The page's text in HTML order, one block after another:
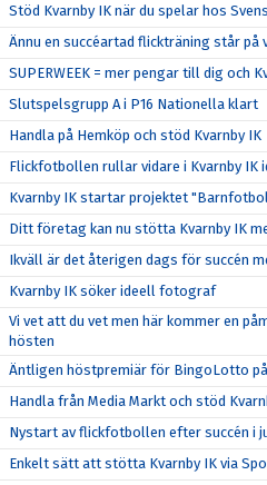
Stöd Kvarnby IK när du spelar hos
Ännu en succéartad flickträning står på
SUPERWEEK = mer pengar till dig och
Slutspelsgrupp A i P16 Nationella klart
Handla på Hemköp och stöd Kvarnby IK
Flickfotbollen rullar vidare i Kvarnby IK
Kvarnby IK startar projektet
Ditt företag kan nu stötta Kvarnby IK
Ikväll är det återigen dags för succén
Kvarnby IK söker ideell fotograf
Vi vet att du vet men här kommer en
hösten
Äntligen höstpremiär för BingoLotto
Handla från Media Markt och stöd
Nystart av flickfotbollen efter succén i
Enkelt sätt att stötta Kvarnby IK via